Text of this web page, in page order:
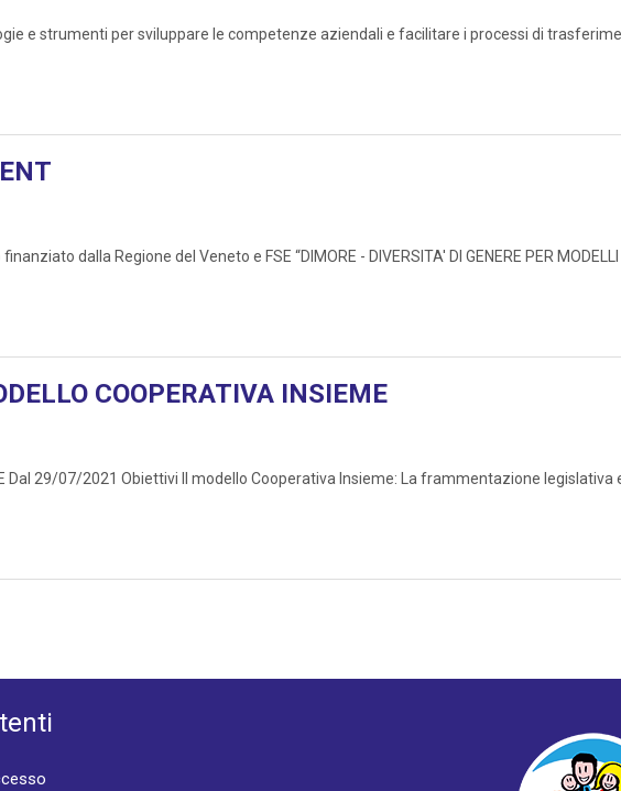
e strumenti per sviluppare le competenze aziendali e facilitare i processi di
dalla Regione del Veneto e FSE “DIMORE - DIVERSITA' DI GENERE PER MODELLI
COOPERATIVA INSIEME
Dal 29/07/2021 Obiettivi Il modello Cooperativa Insieme: La frammentazione